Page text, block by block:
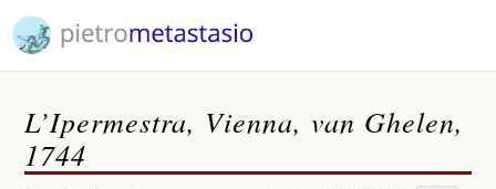
L’Ipermestra, Vienna, van Ghelen,
1744